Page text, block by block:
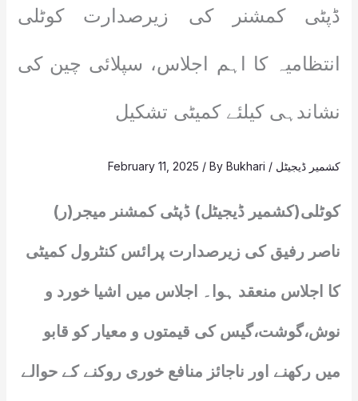
ڈپٹی کمشنر کی زیرصدارت کوٹلی
انتظامیہ کا اہم اجلاس، سپلائی چین کی
نشاندہی کیلئے کمیٹی تشکیل
کشمیر ڈیجیٹل /
February 11, 2025 / ByBukhari
کوٹلی(کشمیر ڈیجیٹل) ڈپٹی کمشنر میجر(ر)
ناصر رفیق کی زیرصدارت پرائس کنٹرول کمیٹی
کا اجلاس منعقد ہوا۔ اجلاس میں اشیا خورد و
نوش،گوشت،گیس کی قیمتوں و معیار کو قابو
میں رکھنے اور ناجائز منافع خوری روکنے کے حوالے